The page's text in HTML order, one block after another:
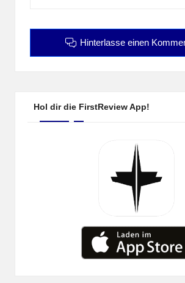
Hinterlasse einen
Hol dir die FirstReview App!